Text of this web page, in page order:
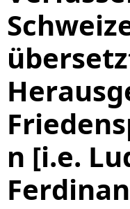
n [i.e.